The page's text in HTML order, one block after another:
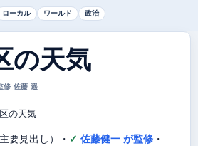
ローカル ワールド 政治
の天気
修 佐藤 遥
の天気
主要見出し） ・ 佐藤健一 が監修 ・